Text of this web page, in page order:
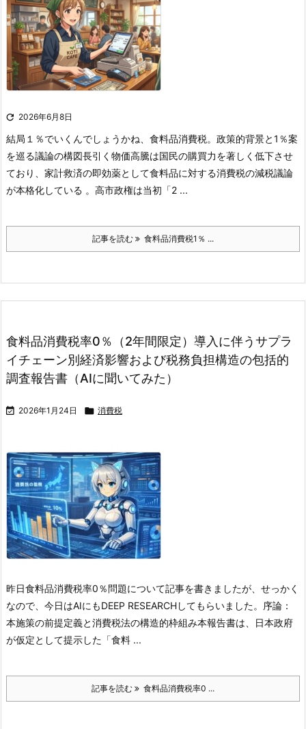
 2026年6月8日
結局１％でいくんでしょうかね、食料品消費税。 政策的背景と1％案
を巡る議論の構図長引く物価高騰は国民の購買力を著しく低下させ
ており、家計救済の即効薬として食料品に対する消費税の減税議論
が本格化している 。高市政権は当初「2 ...
記事を読む 食料品消費税1％ ...
食料品消費税率0％（2年間限定）導入に伴うサプラ
イチェーン別経済影響および税務負担構造の包括的
調査報告書（AIに聞いてみた）
 2026年1月24日  消費税
昨日食料品消費税率0％問題について記事を書きましたが、せっかく
なので、今日はAIにもDEEP RESEARCHしてもらいました。 序論：
本施策の前提定義と消費税法の構造的枠組み本報告書は、日本政府
が仮定として提示した「食料 ...
記事を読む 食料品消費税率0 ...